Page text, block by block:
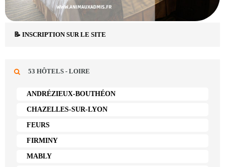
📝 INSCRIPTION SUR LE SITE
53 HÔTELS - LOIRE
ANDRÉZIEUX-BOUTHÉON
CHAZELLES-SUR-LYON
FEURS
FIRMINY
MABLY